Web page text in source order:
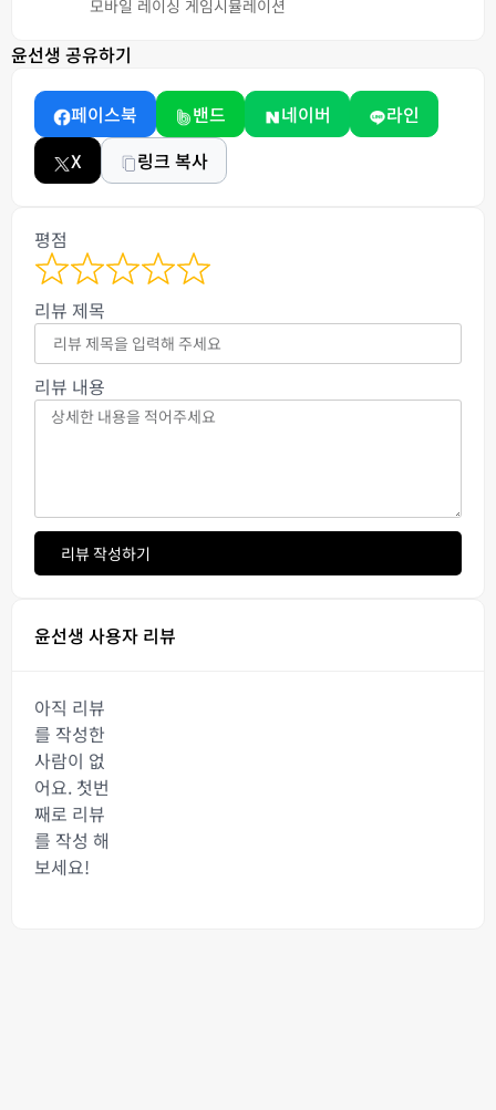
모바일 레이싱 게임시뮬레이션
윤선생 공유하기
페이스북 밴드 네이버
라인
X
링크 복사
평점
리뷰 제목
리뷰 내용
리뷰 작성하기
윤선생 사용자 리뷰
아직 리뷰
를 작성한
사람이 없
어요. 첫번
째로 리뷰
를 작성 해
보세요!